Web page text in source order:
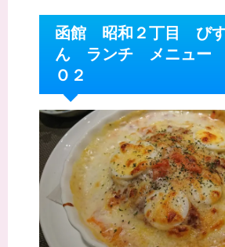
函館 昭和２丁目 び
ん ランチ メニュー
Ｏ２